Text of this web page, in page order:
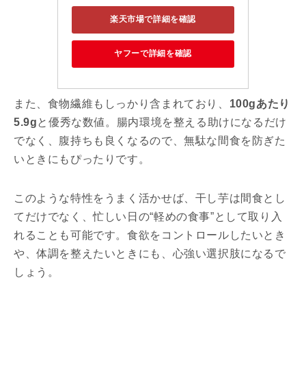
楽天市場で詳細を確認
ヤフーで詳細を確認
また、食物繊維もしっかり含まれており、 100gあたり
5.9gと優秀な数値。腸内環境を整える助けになるだけ
でなく、腹持ちも良くなるので、無駄な間食を防ぎた
いときにもぴったりです。
このような特性をうまく活かせば、干し芋は間食とし
てだけでなく、忙しい日の“軽めの食事”として取り入
れることも可能です。食欲をコントロールしたいとき
や、体調を整えたいときにも、心強い選択肢になるで
しょう。